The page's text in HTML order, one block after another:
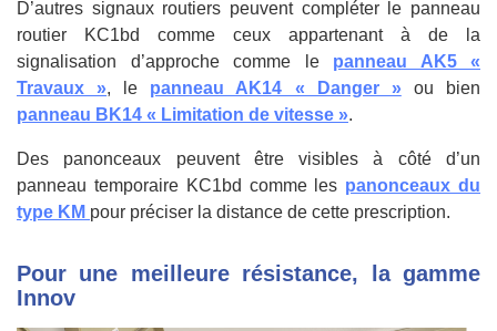
D’autres signaux routiers peuvent compléter le panneau
routier KC1bd comme ceux appartenant à de la
signalisation d’approche comme le panneau AK5 «
Travaux », le panneau AK14 « Danger »ou bien
panneau BK14 « Limitation de vitesse ».
Des panonceaux peuvent être visibles à côté d’un
panneau temporaire KC1bd comme les panonceaux du
type KM pour préciser la distance de cette prescription.
Pour une meilleure résistance, la gamme
Innov